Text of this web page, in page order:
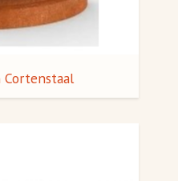
Cortenstaal